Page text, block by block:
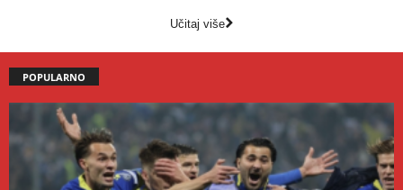
Učitaj više
POPULARNO